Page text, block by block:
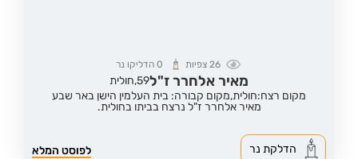
26 צפיות 0הדליקו נר
מאיר אלחרר ז"ל59, חולית
מקום רצח:חולית,מקום קבורה: בית העלמין הישן באר שבע
מאיר אלחרר ז"ל נרצח בביתו בחולית.
לפוסט המלא הדלקת נר